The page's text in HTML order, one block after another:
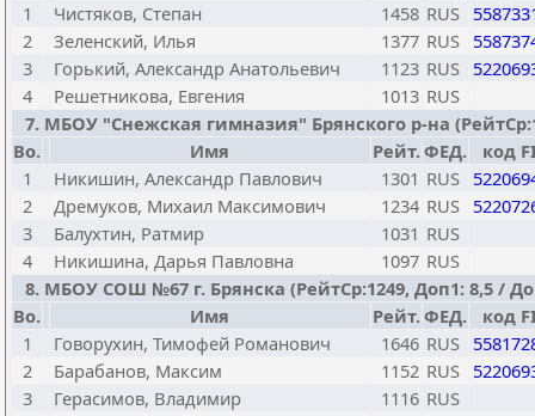
1
Чистяков, Степан 1458 RUS
2
Зеленский, Илья 1377 RUS
3
Горький, Александр Анатольевич 1123 RUS
4
Решетникова, Евгения 1013 RUS
7. МБОУ "Снежская гимназия" Брянского р-на
Bo.
Имя Рейт.ФЕД.
код
1
Никишин, Александр Павлович 1301 RUS
2
Дремуков, Михаил Максимович 1234 RUS
3
Балухтин, Ратмир 1031 RUS
4
Никишина, Дарья Павловна 1097 RUS
8. МБОУ СОШ №67 г. Брянска (РейтСр:1249, Доп1: 8,5 /
Bo.
Имя Рейт.ФЕД.
код
1
Говорухин, Тимофей Романович 1646 RUS
2
Барабанов, Максим 1152 RUS
3
Герасимов, Владимир 1116 RUS